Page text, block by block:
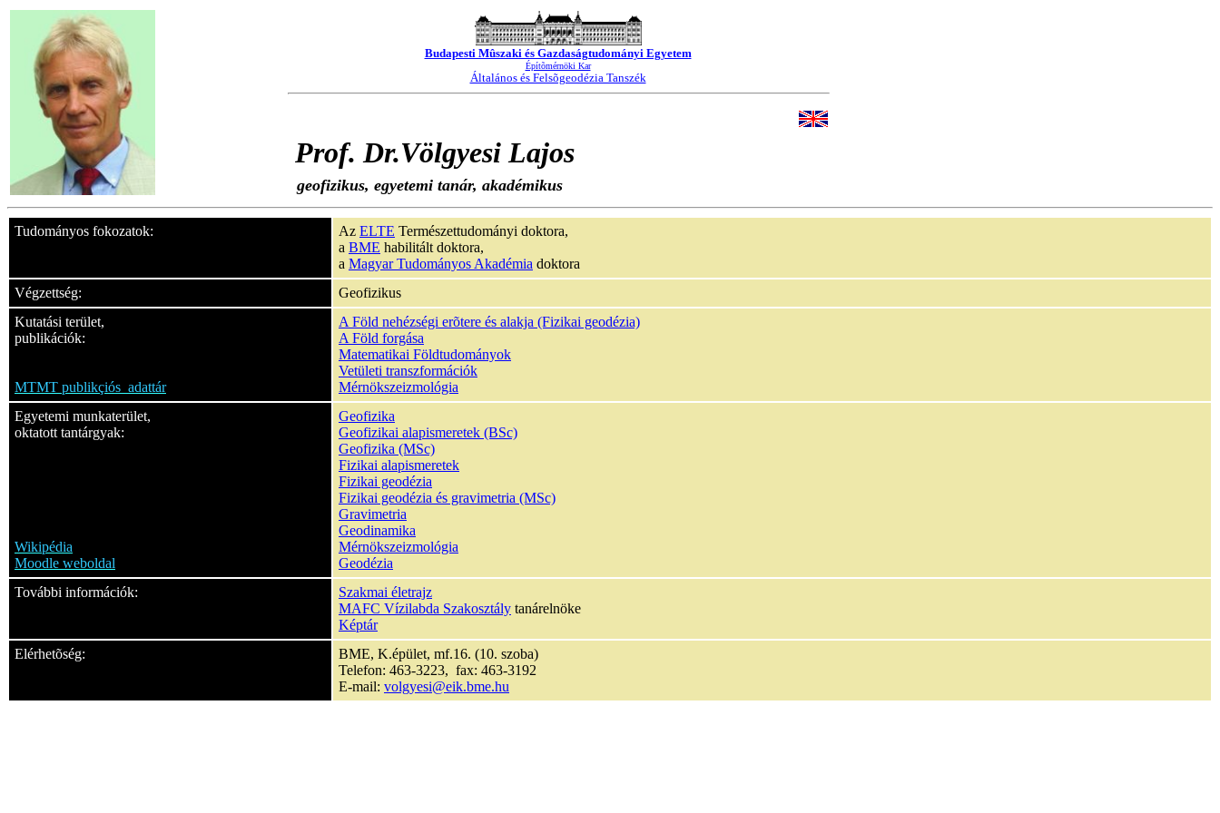
Budapesti Mûszaki és Gazdaságtudományi Egyetem
Építõmérnöki Kar
Általános és Felsõgeodézia Tanszék
Prof. Dr.Völgyesi Lajos
geofizikus, egyetemi tanár, akadémikus
Tudományos fokozatok: Az ELTE Természettudományi doktora,
a BME habilitált doktora,
a Magyar Tudományos Akadémia doktora
Végzettség:
Geofizikus
Kutatási terület,
publikációk:
MTMT publikçiós adattár
A Föld nehézségi erõtere és alakja (Fizikai geodézia)
A Föld forgása
Matematikai Földtudományok
Vetületi transzformációk
Mérnökszeizmológia
Egyetemi munkaterület,
oktatott tantárgyak:
Wikipédia
Moodle weboldal
Geofizika
Geofizikai alapismeretek (BSc)
Geofizika (MSc)
Fizikai alapismeretek
Fizikai geodézia
Fizikai geodézia és gravimetria (MSc)
Gravimetria
Geodinamika
Mérnökszeizmológia
Geodézia
További információk:
Szakmai életrajz
MAFC Vízilabda Szakosztály tanárelnöke
Képtár
Elérhetõség:
BME, K.épület, mf.16. (10. szoba)
Telefon: 463-3223, fax: 463-3192
E-mail: volgyesi@eik.bme.hu